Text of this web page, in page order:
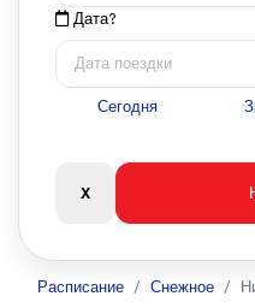
Дата?
Сегодня
Расписание Снежное